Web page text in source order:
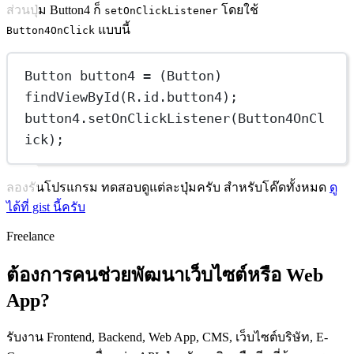
ส่วนปุ่ม Button4 ก็ setOnClickListener โดยใช้
Button4OnClick แบบนี้
Button button4 =
findViewById (R.id.button4);
button4. setOnClickListener(Button4OnCl
ick);
ลองรันโปรแกรม ทดสอบดูแต่ละปุ่มครับ สำหรับโค๊ดทั้งหมด ดู
ได้ที่ gist นี้ครับ
Freelance
ต้องการคนช่วยพัฒนาเว็บไซต์หรือ Web
App?
รับงาน Frontend, Backend, Web App, CMS, เว็บไซต์บริษัท, E-